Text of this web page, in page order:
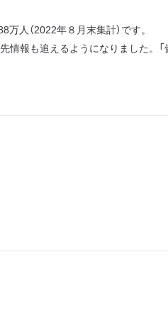
人（2022年８月末集計）です。
報も追えるようになりました。「